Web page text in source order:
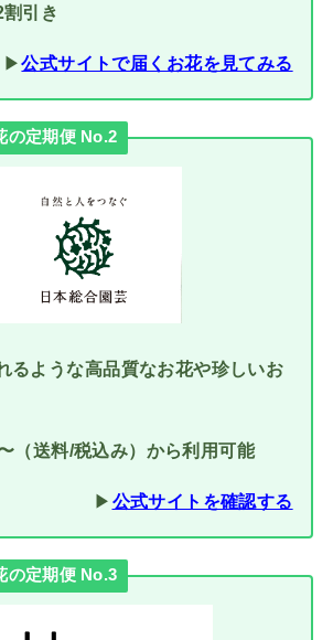
引き
▶︎公式サイトで届くお花を見てみる
の定期便 No.2
るような高品質なお花や珍しいお
（送料/税込み）から利用可能
▶︎ 公式サイトを確認する
の定期便 No.3